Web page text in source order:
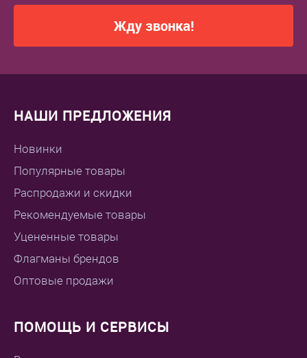
Жду звонка!
НАШИ ПРЕДЛОЖЕНИЯ
Новинки
Популярные товары
Распродажи и скидки
Рекомендуемые товары
Уцененные товары
Флагманы брендов
Оптовые продажи
ПОМОЩЬ И СЕРВИСЫ